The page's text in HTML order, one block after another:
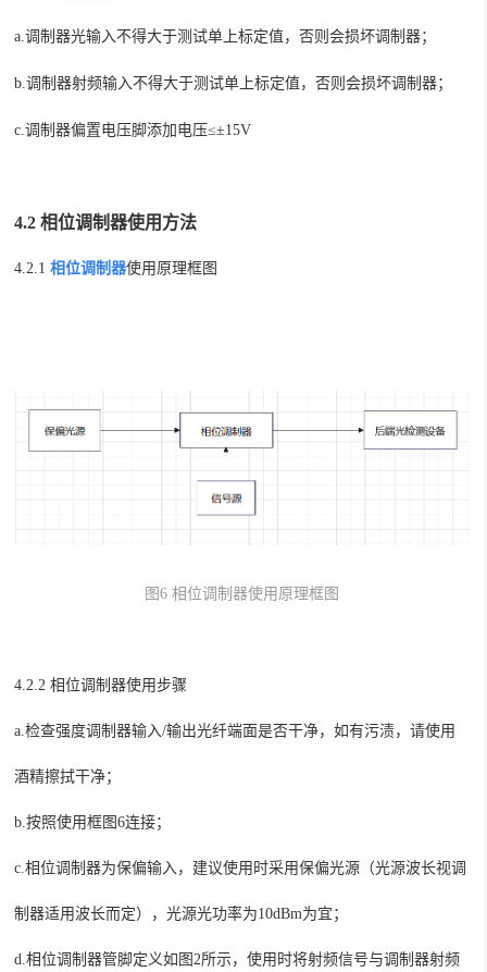
a.调制器光输入不得大于测试单上标定值，否则会损坏调制器；
b.调制器射频输入不得大于测试单上标定值，否则会损坏调制器；
c.调制器偏置电压脚添加电压≤±15V
4.2相位调制器使用方法
4.2.1相位调制器使用原理框图
图6 相位调制器使用原理框图
4.2.2相位调制器使用步骤
a.检查强度调制器输入/输出光纤端面是否干净，如有污渍，请使用
酒精擦拭干净；
b.按照使用框图6连接；
c.相位调制器为保偏输入，建议使用时采用保偏光源（光源波长视调
制器适用波长而定），光源光功率为10dBm为宜；
d.相位调制器管脚定义如图 2所示，使用时将射频信号与调制器射频